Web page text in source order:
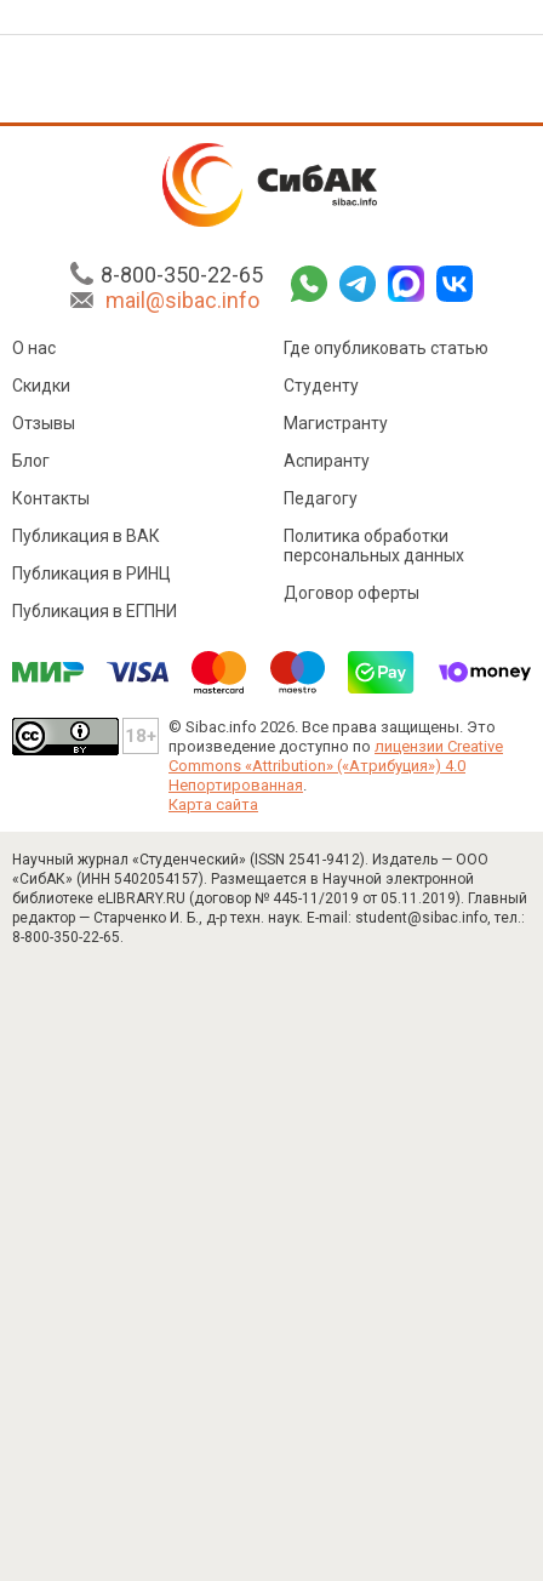
8-800-350-22-65
mail@sibac.info
О нас
Скидки
Отзывы
Блог
Контакты
Где опубликовать статью
Студенту
Магистранту
Аспиранту
Педагогу
Публикация в ВАК
Публикация в РИНЦ
Публикация в ЕГПНИ
Политика обработки
персональных данных
Договор оферты
© Sibac.info 2026. Все права защищены. Это
произведение доступно по лицензии Creative
Commons «Attribution» («Атрибуция») 4.0
Непортированная.
Карта сайта
Научный журнал «Студенческий» (ISSN 2541-9412). Издатель — ООО
«СибАК» (ИНН 5402054157). Размещается в Научной электронной
библиотеке eLIBRARY.RU (договор № 445-11/2019 от 05.11.2019). Главный
редактор — Старченко И. Б., д-р техн. наук. E-mail: student@sibac.info, тел.:
8-800-350-22-65.